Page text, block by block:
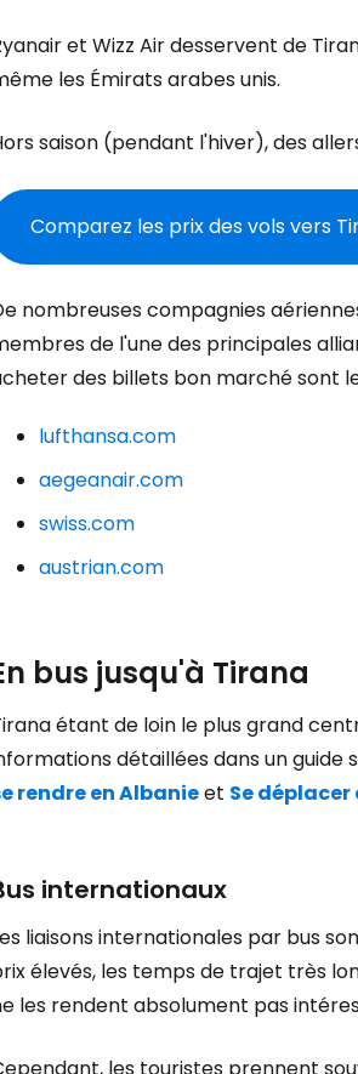
et Wizz Air desservent de
les Émirats arabes unis.
saison (pendant l'hiver), des
Comparez les prix des vols vers
nombreuses compagnies
de l'une des principales
des billets bon marché sont
lufthansa.com
aegeanair.com
swiss.com
austrian.com
bus jusqu'à Tirana
étant de loin le plus grand
détaillées dans un guide
rendre en Albanieet Se
internationaux
liaisons internationales par bus
élevés, les temps de trajet très
les rendent absolument pas
Se
... la